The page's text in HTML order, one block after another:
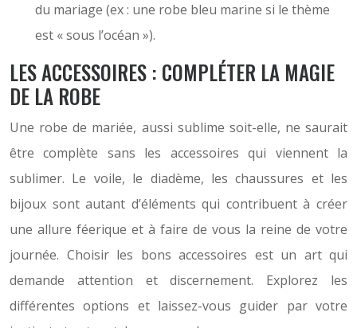
du mariage (ex : une robe bleu marine si le thème
est « sous l’océan »).
LES ACCESSOIRES : COMPLÉTER LA MAGIE
DE LA ROBE
Une robe de mariée, aussi sublime soit-elle, ne saurait
être complète sans les accessoires qui viennent la
sublimer. Le voile, le diadème, les chaussures et les
bijoux sont autant d’éléments qui contribuent à créer
une allure féerique et à faire de vous la reine de votre
journée. Choisir les bons accessoires est un art qui
demande attention et discernement. Explorez les
différentes options et laissez-vous guider par votre